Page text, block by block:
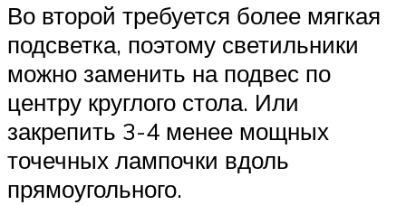
Во второй требуется более мягкая
подсветка, поэтому светильники
можно заменить на подвес по
центру круглого стола. Или
закрепить 3-4 менее мощных
точечных лампочки вдоль
прямоугольного.